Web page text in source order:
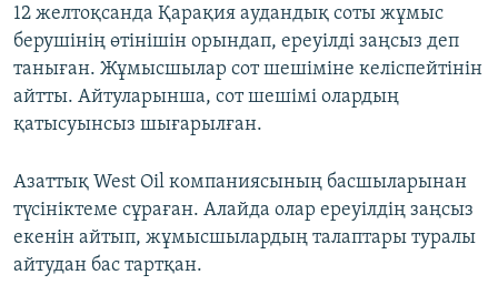
12 желтоқсанда Қарақия аудандық соты жұмыс
берушінің өтінішін орындап, ереуілді заңсыз деп
таныған. Жұмысшылар сот шешіміне келіспейтінін
айтты. Айтуларынша, сот шешімі олардың
қатысуынсыз шығарылған.
Азаттық West Oil компаниясының басшыларынан
түсініктеме сұраған. Алайда олар ереуілдің заңсыз
екенін айтып, жұмысшылардың талаптары туралы
айтудан бас тартқан.